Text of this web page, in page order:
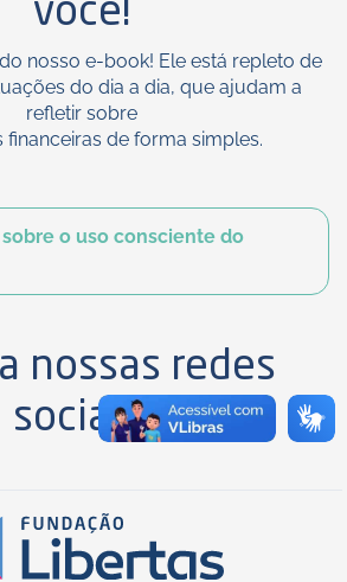
você!
nosso e-book! Ele está repleto de
do dia a dia, que ajudam a
refletir sobre
financeiras de forma simples.
o uso consciente do
nossas redes
sociais: